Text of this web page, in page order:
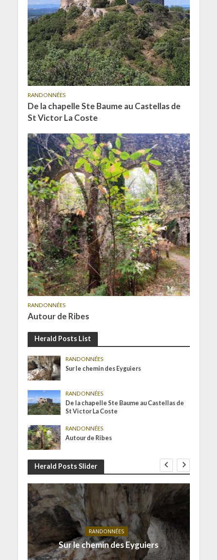
RANDONNÉES
De la chapelle Ste Baume au Castellas de
St Victor La Coste
RANDONNÉES
Autour de Ribes
Herald Posts List
RANDONNÉES
Sur le chemin des Eyguiers
RANDONNÉES
De la chapelle Ste Baume au Castellas de
St Victor La Coste
RANDONNÉES
Autour de Ribes
Herald Posts Slider
RANDONNÉES
Sur le chemin des Eyguiers